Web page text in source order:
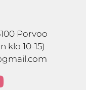
Porvoo
klo 10-15)